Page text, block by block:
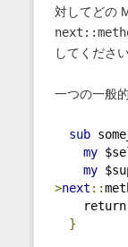
対してどの
してください
一つの一般
sub
my
my
>next ::
return
}